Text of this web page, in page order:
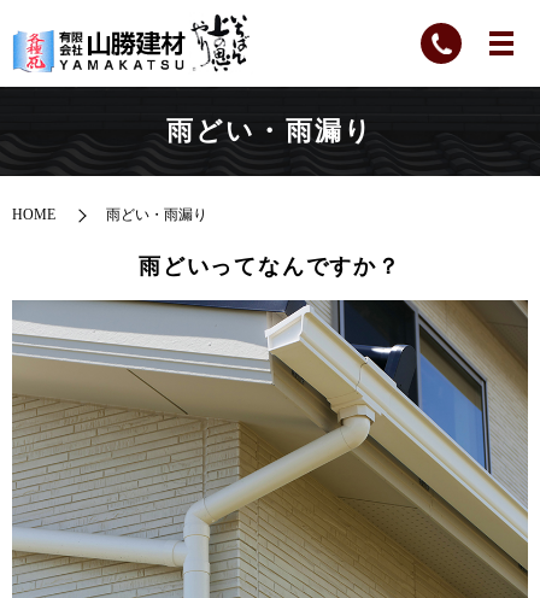
雨どい・雨漏り
HOME 雨どい・雨漏り
雨どいってなんですか？